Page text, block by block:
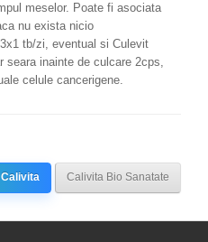
meselor. Poate fi asociata
nu exista nicio
tb/zi, eventual si Culevit
seara inainte de culcare 2cps,
celule cancerigene.
Calivita Bio Sanatate